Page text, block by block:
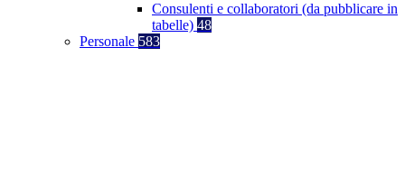
Consulenti e collaboratori (da pubblicare in
tabelle) 48
Personale 583